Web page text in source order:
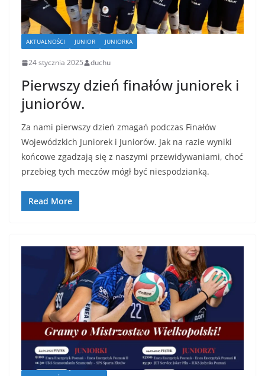
AKTUALNOŚCI JUNIOR JUNIORKA
24 stycznia 2025 duchu
Pierwszy dzień finałów juniorek i
juniorów.
Za nami pierwszy dzień zmagań podczas Finałów
Wojewódzkich Juniorek i Juniorów. Jak na razie wyniki
końcowe zgadzają się z naszymi przewidywaniami, choć
przebieg tych meczów mógł być niespodzianką.
Read More